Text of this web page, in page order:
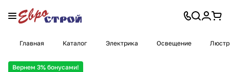
Главная Каталог Электрика Освещение
Вернем 3% бонусами!